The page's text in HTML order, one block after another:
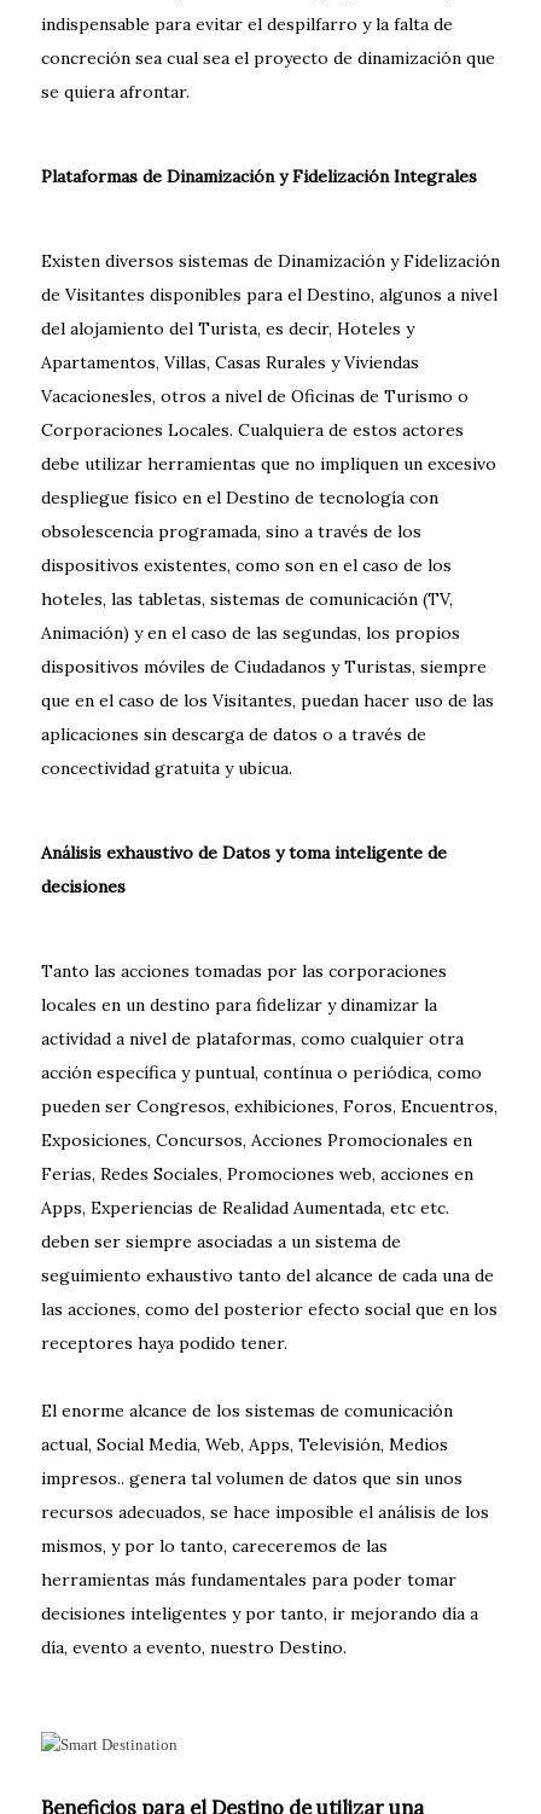
indispensable para evitar el despilfarro y la falta de
concreción sea cual sea el proyecto de dinamización que
se quiera afrontar.
Plataformas de Dinamización y Fidelización Integrales
Existen diversos sistemas de Dinamización y Fidelización
de Visitantes disponibles para el Destino, algunos a nivel
del alojamiento del Turista, es decir, Hoteles y
Apartamentos, Villas, Casas Rurales y Viviendas
Vacacionesles, otros a nivel de Oficinas de Turismo o
Corporaciones Locales. Cualquiera de estos actores
debe utilizar herramientas que no impliquen un excesivo
despliegue físico en el Destino de tecnología con
obsolescencia programada, sino a través de los
dispositivos existentes, como son en el caso de los
hoteles, las tabletas, sistemas de comunicación (TV,
Animación) y en el caso de las segundas, los propios
dispositivos móviles de Ciudadanos y Turistas, siempre
que en el caso de los Visitantes, puedan hacer uso de las
aplicaciones sin descarga de datos o a través de
concectividad gratuita y ubicua.
Análisis exhaustivo de Datos y toma inteligente de
decisiones
Tanto las acciones tomadas por las corporaciones
locales en un destino para fidelizar y dinamizar la
actividad a nivel de plataformas, como cualquier otra
acción específica y puntual, contínua o periódica, como
pueden ser Congresos, exhibiciones, Foros, Encuentros,
Exposiciones, Concursos, Acciones Promocionales en
Ferias, Redes Sociales, Promociones web, acciones en
Apps, Experiencias de Realidad Aumentada, etc etc.
deben ser siempre asociadas a un sistema de
seguimiento exhaustivo tanto del alcance de cada una de
las acciones, como del posterior efecto social que en los
receptores haya podido tener.
El enorme alcance de los sistemas de comunicación
actual, Social Media, Web, Apps, Televisión, Medios
impresos.. genera tal volumen de datos que sin unos
recursos adecuados, se hace imposible el análisis de los
mismos, y por lo tanto, careceremos de las
herramientas más fundamentales para poder tomar
decisiones inteligentes y por tanto, ir mejorando día a
día, evento a evento, nuestro Destino.
Beneficios para el Destino de utilizar una